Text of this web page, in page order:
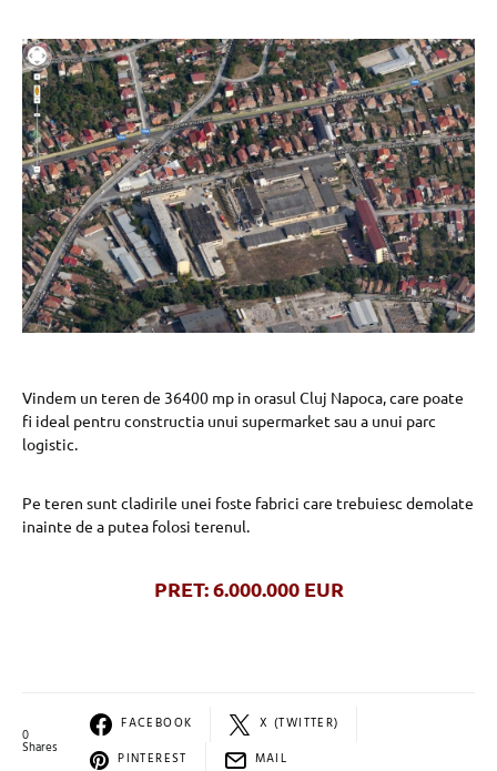
Vindem un teren de 36400 mp in orasul Cluj Napoca, care poate
fi ideal pentru constructia unui supermarket sau a unui parc
logistic.
Pe teren sunt cladirile unei foste fabrici care trebuiesc demolate
inainte de a putea folosi terenul.
PRET: 6.000.000 EUR
0
Shares
FACEBOOK
X (TWITTER)
PINTEREST
MAIL